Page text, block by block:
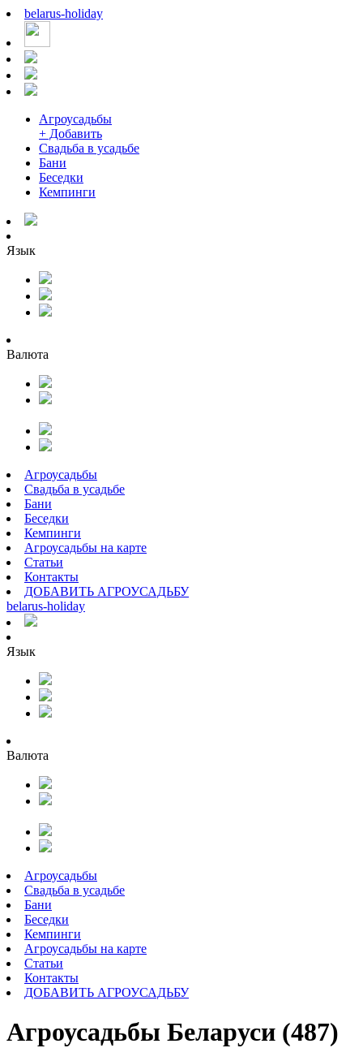
belarus-holiday
Агроусадьбы
+ Добавить
Свадьба в усадьбе
Бани
Беседки
Кемпинги
Язык
Валюта
Агроусадьбы
Свадьба в усадьбе
Бани
Беседки
Кемпинги
Агроусадьбы на карте
Статьи
Контакты
ДОБАВИТЬ АГРОУСАДЬБУ
belarus-holiday
Язык
Валюта
Агроусадьбы
Свадьба в усадьбе
Бани
Беседки
Кемпинги
Агроусадьбы на карте
Статьи
Контакты
ДОБАВИТЬ АГРОУСАДЬБУ
Агроусадьбы Беларуси (487)